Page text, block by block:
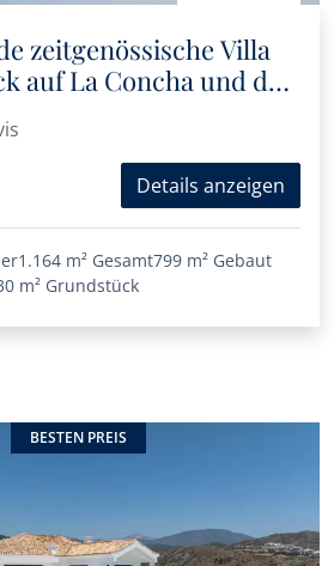
zeitgenössische Villa
auf La Concha und das
Details anzeigen
1.164 m² Gesamt799 m² Gebaut
m² Grundstück
BESTEN PREIS